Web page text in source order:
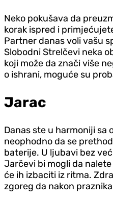
Neko pokušava da
korak ispred i
Partner danas voli vašu
Slobodni Strelčevi neka
koji može da znači više
o ishrani, moguće su
Jarac
Danas ste u harmoniji sa
neophodno da se
baterije. U ljubavi bez
Jarčevi bi mogli da
će ih izbaciti iz ritma.
zgoreg da nakon